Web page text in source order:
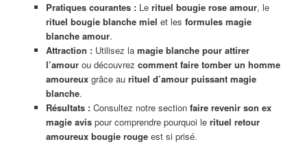
Pratiques courantes :Le rituel bougie rose amour, le
rituel bougie blanche miel et les formules magie
blanche amour.
Attraction :Utilisez la magie blanche pour attirer
l’amourou découvrez comment faire tomber un homme
amoureuxgrâce au rituel d’amour puissant magie
blanche.
Résultats :Consultez notre section faire revenir son ex
magie avispour comprendre pourquoi le rituel retour
amoureux bougie rougeest si prisé.